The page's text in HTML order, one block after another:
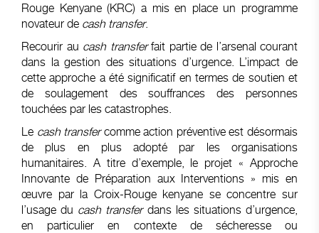
Rouge Kenyane (KRC) a mis en place un programme
novateur de cash transfer.
Recourir au cash transferfait partie de l’arsenal courant
dans la gestion des situations d’urgence. L’impact de
cette approche a été significatif en termes de soutien et
de soulagement des souffrances des personnes
touchées par les catastrophes.
Le cash transfercomme action préventive est désormais
de plus en plus adopté par les organisations
humanitaires. A titre d’exemple, le projet « Approche
Innovante de Préparation aux Interventions » mis en
œuvre par la Croix-Rouge kenyane se concentre sur
l’usage du cash transferdans les situations d’urgence,
en particulier en contexte de sécheresse ou